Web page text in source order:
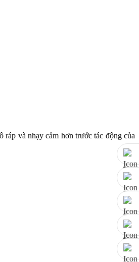
và nhạy cảm hơn trước tác động của